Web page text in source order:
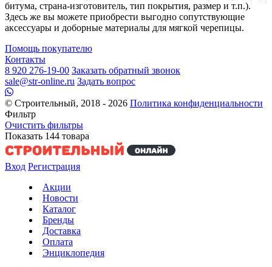
битума, страна-изготовитель, тип покрытия, размер и т.п.).
Здесь же вы можете приобрести выгодно сопутствующие
аксессуары и доборные материалы для мягкой черепицы.
Помощь покупателю
Контакты
8 920 276-19-00 Заказать обратный звонок
sale@str-online.ru Задать вопрос
© Строительный, 2018 - 2026 Политика конфиденциальности
Фильтр
Очистить фильтры
Показать 144 товара
Вход Регистрация
Акции
Новости
Каталог
Бренды
Доставка
Оплата
Энциклопедия